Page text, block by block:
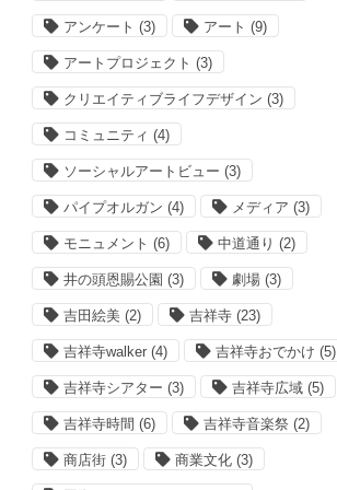
アンケート (3) アート (9)
アートプロジェクト (3)
クリエイティブライフデザイン (3)
コミュニティ (4)
ソーシャルアートビュー (3)
パイプオルガン (4) メディア (3)
モニュメント (6) 中道通り (2)
井の頭恩賜公園 (3) 劇場 (3)
吉田絵美 (2) 吉祥寺 (23)
吉祥寺walker (4) 吉祥寺おでかけ (5)
吉祥寺シアター (3) 吉祥寺広域 (5)
吉祥寺時間 (6) 吉祥寺音楽祭 (2)
商店街 (3) 商業文化 (3)